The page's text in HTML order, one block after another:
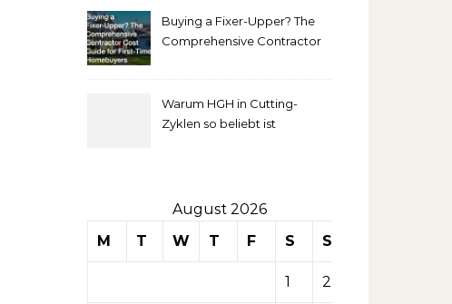
pour
la mise
sur les
tables de
Buying a Fixer-Upper? The
Comprehensive Contractor
Warum HGH in Cutting-
Zyklen so beliebt ist
August 2026
M
T W T F S S
1 2